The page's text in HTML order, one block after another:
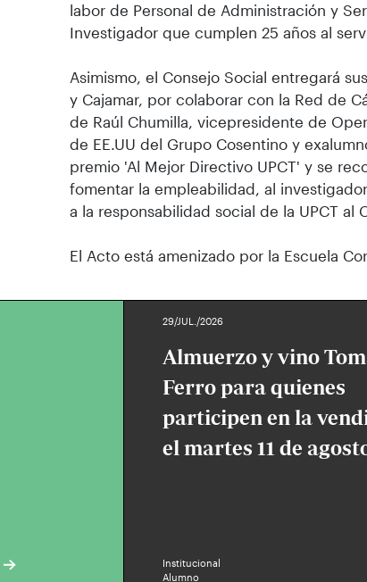
labor de Personal de Administración y
Investigador que cumplen 25 años al
Asimismo, el Consejo Social entregará
y Cajamar, por colaborar con la Red de
de Raúl Chumilla, vicepresidente de
de EE.UU del Grupo Cosentino y
premio 'Al Mejor Directivo UPCT' y se
fomentar la empleabilidad, al
a la responsabilidad social de la UPCT al
El Acto está amenizado por la Escuela
29/JUL./2026
Almuerzo y vino
Ferro para quienes
participen en la
el martes 11 de
Institucional
Alumno